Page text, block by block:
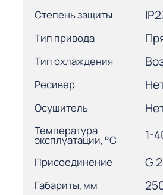
Степень защиты
Тип привода
Тип охлаждения
Ресивер
Осушитель
Температура
эксплуатации, °С 1-
Присоединение G
Габариты, мм